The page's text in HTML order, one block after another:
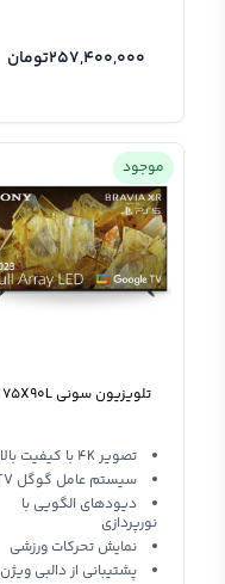
257,400,000تومان
موجود
تلویزیون سونی 75X90L
تصویر 4K با کیفیت بالا
سیستم عامل گوگل TV
دیودهای الگویی با
نورپردازی
نمایش تحرکات ورزشی
پشتیبانی از دالبی ویژن